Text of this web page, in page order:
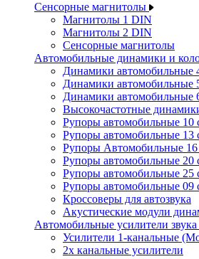
Сенсорные магнитолы
Магнитолы 1 DIN
Магнитолы 2 DIN
Сенсорные магнитолы
Автомобильные динамики и
Динамики автомобильные
Динамики автомобильные
Динамики автомобильные
Высокочастотные
Рупоры автомобильные
Рупоры автомобильные
Рупоры Автомобильные
Рупоры автомобильные
Рупоры автомобильные
Рупоры автомобильные 09
Кроссоверы для автозвука
Акустические модули
Автомобильные усилители звука
Усилители 1-канальные
2х канальные усилители